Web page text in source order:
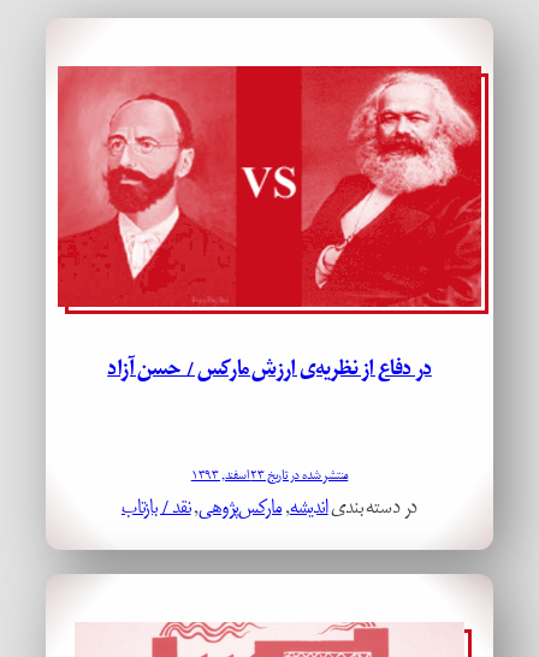
در دفاع از نظریه‌ی ارزش مارکس / حسن آزاد
منتشر شده در تاریخ ۲۳ اسفند, ۱۳۹۳
در دسته بندیاندیشه, مارکس‌پژوهی, نقد / بازتاب